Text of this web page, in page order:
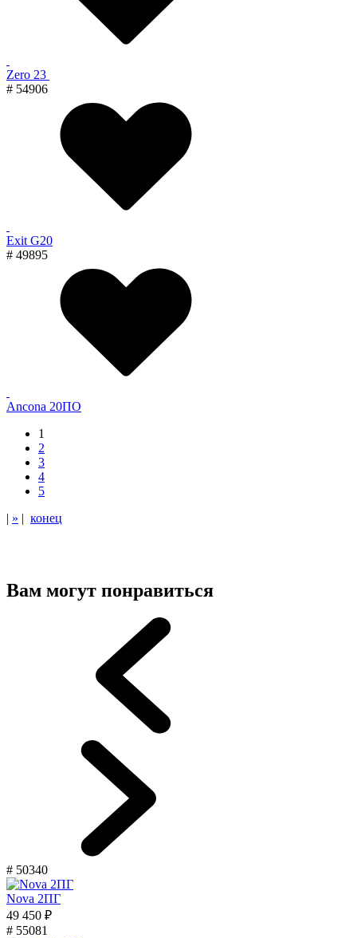
Zero 23
# 54906
Exit G20
# 49895
Ancona 20ПО
1
2
3
4
5
| » | конец
Вам могут понравиться
# 50340
Nova 2ПГ
49 450 ₽
# 55081